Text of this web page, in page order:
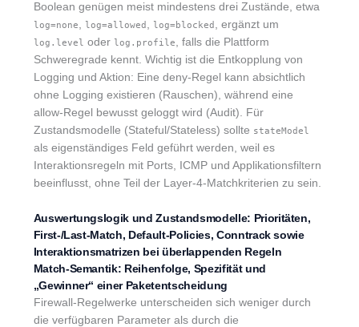
Boolean genügen meist mindestens drei Zustände, etwa
log=none, log=allowed , log=blocked , ergänzt um
log.level oder log.profile, falls die Plattform
Schweregrade kennt. Wichtig ist die Entkopplung von
Logging und Aktion: Eine deny-Regel kann absichtlich
ohne Logging existieren (Rauschen), während eine
allow-Regel bewusst geloggt wird (Audit). Für
Zustandsmodelle (Stateful/Stateless) sollte stateModel
als eigenständiges Feld geführt werden, weil es
Interaktionsregeln mit Ports, ICMP und Applikationsfiltern
beeinflusst, ohne Teil der Layer-4-Matchkriterien zu sein.
Auswertungslogik und Zustandsmodelle: Prioritäten,
First-/Last-Match, Default-Policies, Conntrack sowie
Interaktionsmatrizen bei überlappenden Regeln
Match-Semantik: Reihenfolge, Spezifität und
„Gewinner“ einer Paketentscheidung
Firewall-Regelwerke unterscheiden sich weniger durch
die verfügbaren Parameter als durch die